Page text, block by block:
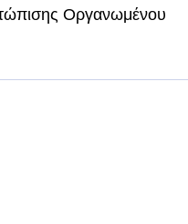
Οργανωμένου